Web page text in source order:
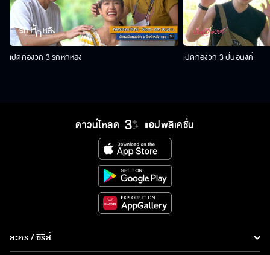
เปิดกองวิก 3 รักหักหลัง เปิดกองวิก 3 ปิ่นอนงค์
ดาวน์โหลด แอปพลิเคชั่น
ละคร / ซีรีส์